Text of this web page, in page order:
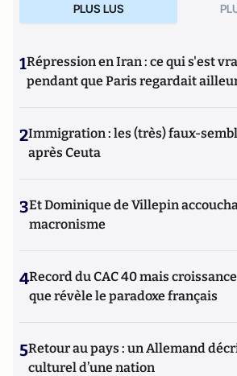
PLUS LUS
1Répression en Iran : ce qui s'est
pendant que Paris regardait
2Immigration : les (très) faux-
après Ceuta
3Et Dominique de Villepin
macronisme
4Record du CAC 40 mais
que révèle le paradoxe français
5Retour au pays : un Allemand
culturel d’une nation